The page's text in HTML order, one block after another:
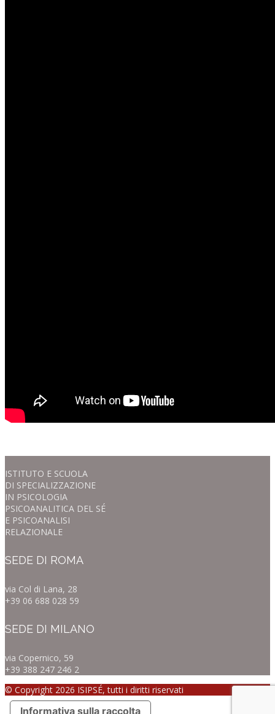
ISTITUTO E SCUOLA
DI SPECIALIZZAZIONE
IN PSICOLOGIA
PSICOANALITICA DEL SÉ
E PSICOANALISI
RELAZIONALE
SEDE DI ROMA
via Col di Lana, 28
+39 06 688 028 59
SEDE DI MILANO
via Copernico, 59
+39 388 247 246 2
© Copyright 2026 ISIPSÉ, tutti i diritti riservati
Informativa sulla raccolta